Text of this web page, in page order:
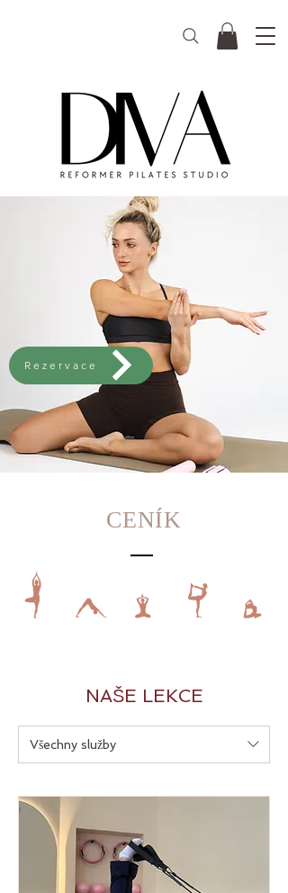
Rezervace
CENÍK
NAŠE LEKCE
Všechny služby